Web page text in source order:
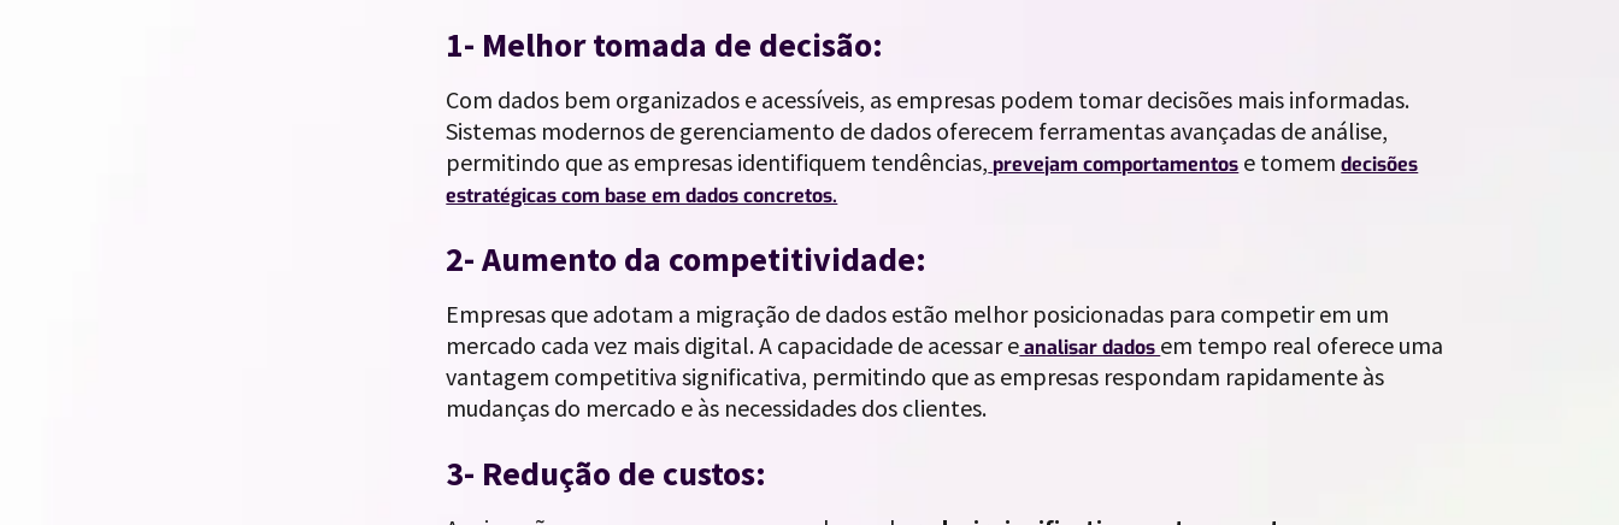
1- Melhor tomada de decisão:
Com dados bem organizados e acessíveis, as empresas podem tomar decisões mais informadas.
Sistemas modernos de gerenciamento de dados oferecem ferramentas avançadas de análise,
permitindo que as empresas identifiquem tendências, prevejam comportamentos e tomemdecisões
estratégicas com base em dados concretos.
2- Aumento da competitividade:
Empresas que adotam a migração de dados estão melhor posicionadas para competir em um
mercado cada vez mais digital. A capacidade de acessar eanalisar dados em tempo real oferece uma
vantagem competitiva significativa, permitindo que as empresas respondam rapidamente às
mudanças do mercado e às necessidades dos clientes.
3- Redução de custos: